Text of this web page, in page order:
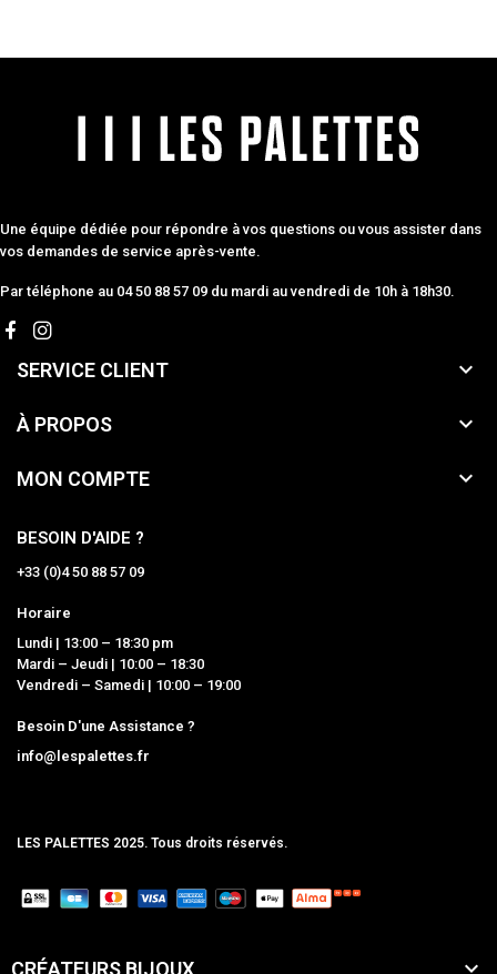
Une équipe dédiée pour répondre à vos questions ou vous assister dans
vos demandes de service après-vente.
Par téléphone au 04 50 88 57 09 du mardi au vendredi de 10h à 18h30.
SERVICE CLIENT 
À PROPOS 
MON COMPTE 
BESOIN D'AIDE ?
+33 (0)4 50 88 57 09
Horaire
Lundi | 13:00 – 18:30 pm
Mardi – Jeudi | 10:00 – 18:30
Vendredi – Samedi | 10:00 – 19:00
Besoin D'une Assistance ?
info@lespalettes.fr
LES PALETTES 2025. Tous droits réservés.
CRÉATEURS BIJOUX 